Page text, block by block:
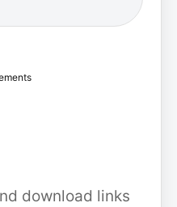
download links